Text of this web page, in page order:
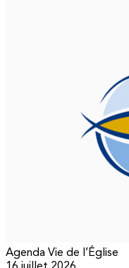
Agenda Vie de l’Église